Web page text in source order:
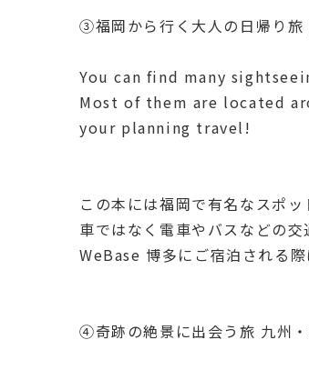
③福岡から行く大人の日帰り
You can find many
Most of them are located
your planning travel!
この本には福岡で有名なスポ
車ではなく電車やバスなどの
WeBase 博多にご宿泊される
④奇跡の絶景に出会う旅 九